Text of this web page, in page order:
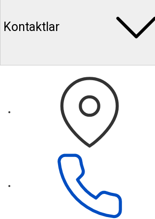
Kontaktlar